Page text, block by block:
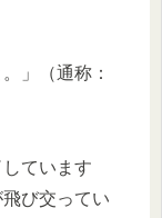
」（通称：
ています
び交ってい